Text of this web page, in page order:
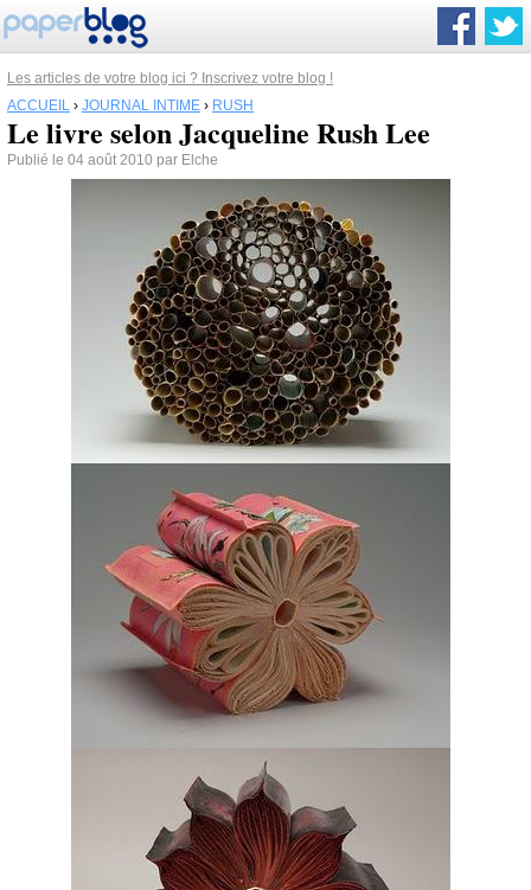
Les articles de votre blog ici ? Inscrivez votre blog !
ACCUEIL › JOURNAL INTIME › RUSH
Le livre selon Jacqueline Rush Lee
Publié le 04 août 2010 par Elche